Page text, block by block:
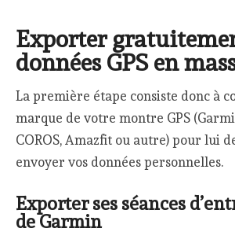
Exporter
données GPS en
La première étape consiste donc à
marque de votre montre GPS
COROS, Amazfit ou autre) pour lui
envoyer vos données personnelles.
Exporter ses séances
de Garmin